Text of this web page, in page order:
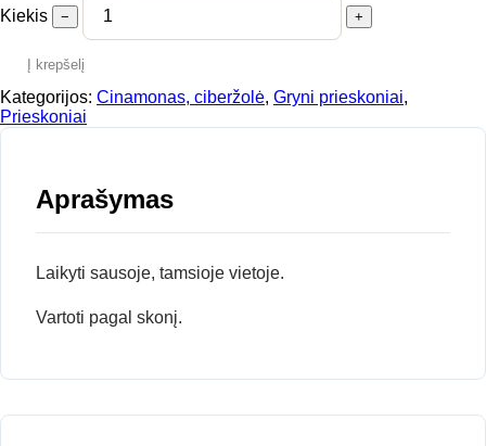
Kiekis − +
Į krepšelį
Kategorijos: Cinamonas, ciberžolė, Gryni prieskoniai,
Prieskoniai
Aprašymas
Laikyti sausoje, tamsioje vietoje.
Vartoti pagal skonį.